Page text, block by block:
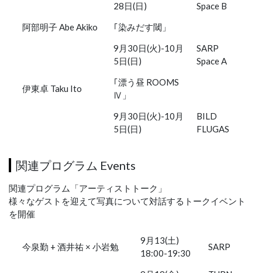
28日(日)
Space B
阿部明子 Abe Akiko
｢染みだす閾」
9月30日(火)-10月
5日(日)
SARP
Space A
伊東卓 Taku Ito
｢漂う昼 ROOMS
Ⅳ」
9月30日(火)-10月
5日(日)
BILD
FLUGAS
関連プログラム Events
関連プログラム「アーティストトーク」
様々なゲストを迎えて写真について対話するトークイベント
を開催
今泉勤 + 酒井祐 × 小岩勉
9月13(土)
18:00-19:30
SARP